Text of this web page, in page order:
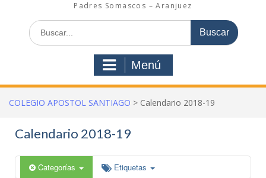
Padres Somascos – Aranjuez
Buscar:
Menú
COLEGIO APOSTOL SANTIAGO > Calendario 2018-19
Calendario 2018-19
Categorías Etiquetas